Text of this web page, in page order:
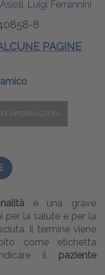
Luigi Ferrannini
8
PAGINE
è una grave
per la salute e per la
Il termine viene
come etichetta
il paziente